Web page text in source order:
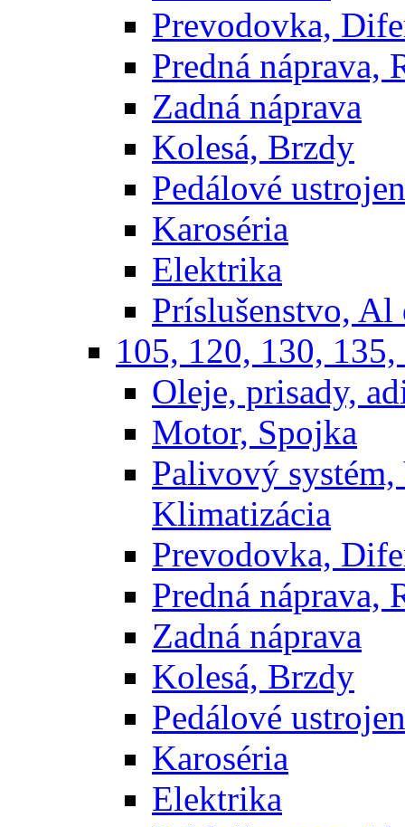
Prevodovka,
Predná náprava,
Zadná náprava
Kolesá, Brzdy
Pedálové
Karoséria
Elektrika
Príslušenstvo, Al
105, 120, 130,
Oleje, prisady,
Motor, Spojka
Palivový
Klimatizácia
Prevodovka,
Predná náprava,
Zadná náprava
Kolesá, Brzdy
Pedálové
Karoséria
Elektrika